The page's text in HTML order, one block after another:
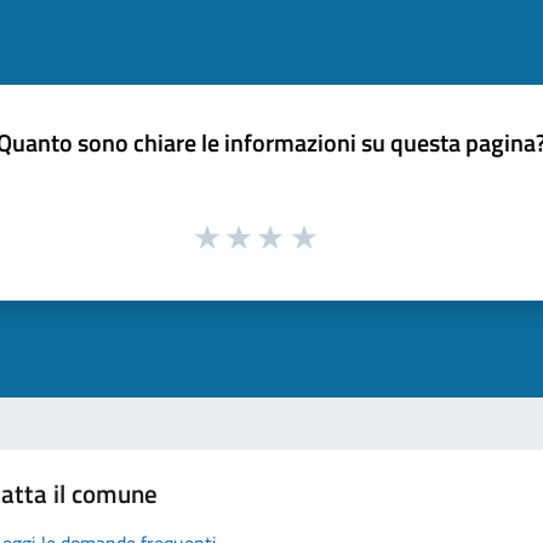
sono chiare le informazioni su questa
il comune